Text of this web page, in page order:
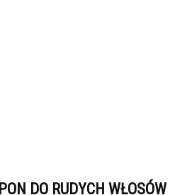
DO RUDYCH WŁOSÓW